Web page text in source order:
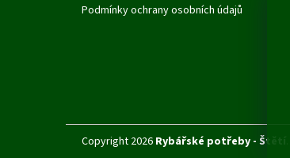
Podmínky ochrany osobních údajů
Copyright 2026 Rybářské potřeby - Štětí